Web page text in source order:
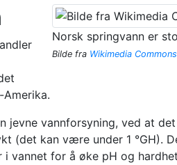
Norsk springvann er
Bilde fra Wikimedia Commons
jevne vannforsyning, ved at
(det kan være under 1 °GH).
vannet for å øke pH og